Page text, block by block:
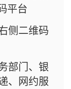
平台
侧二维码
部门、银
、网约服